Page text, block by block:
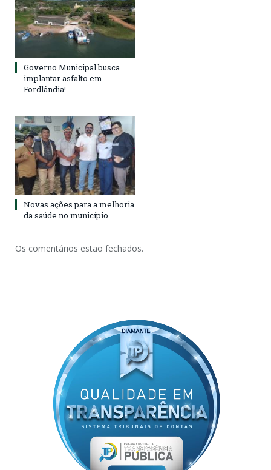
Governo Municipal busca
implantar asfalto em
Fordlândia!
Novas ações para a melhoria
da saúde no município
Os comentários estão fechados.